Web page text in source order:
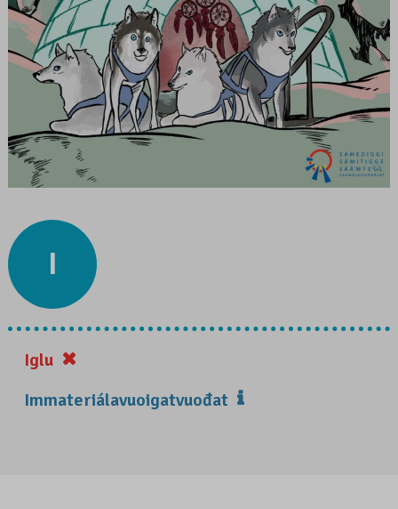
I
Iglu
Immateriálavuoigatvuođat